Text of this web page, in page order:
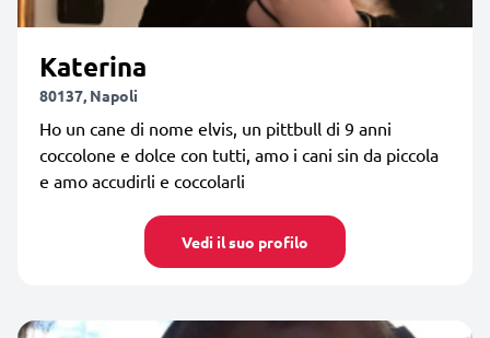
Katerina
80137, Napoli
Ho un cane di nome elvis, un pittbull di 9 anni
coccolone e dolce con tutti, amo i cani sin da piccola
e amo accudirli e coccolarli
Vedi il suo profilo